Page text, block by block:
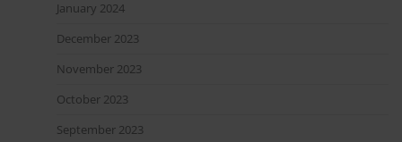
January 2024
December 2023
November 2023
October 2023
September 2023